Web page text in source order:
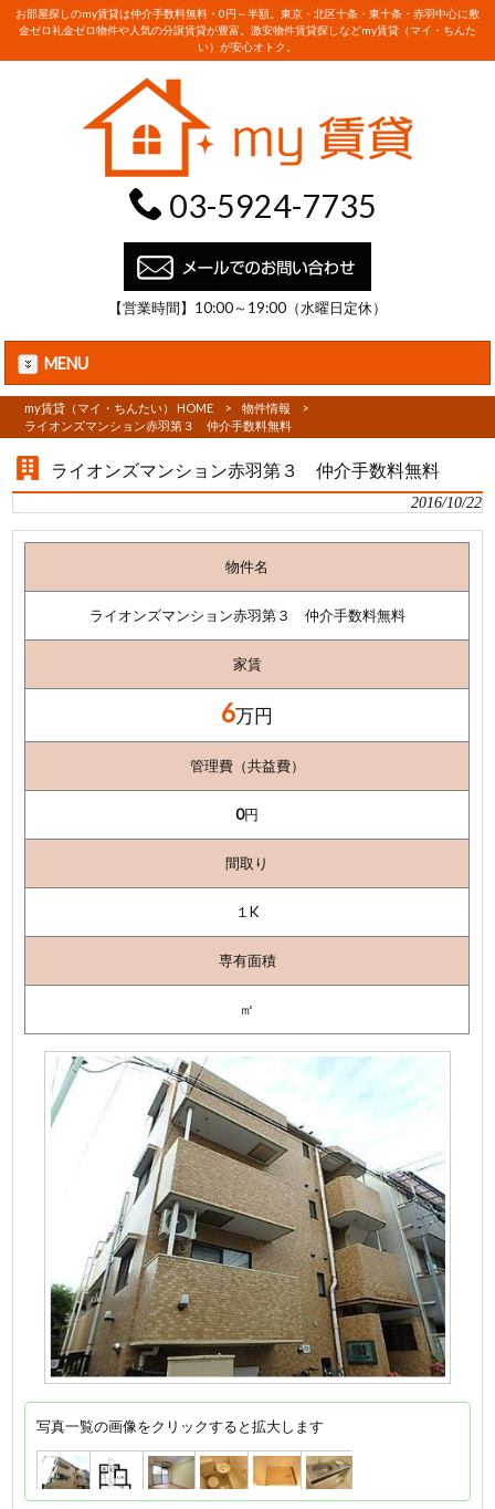
お部屋探しのmy賃貸は仲介手数料無料・0円～半額。東京・北区十条・東十条・赤羽中心に敷
金ゼロ礼金ゼロ物件や人気の分譲賃貸が豊富。激安物件賃貸探しなどmy賃貸（マイ・ちんた
い）が安心オトク。
03-5924-7735
【営業時間】10:00～19:00（水曜日定休）
MENU
my賃貸（マイ・ちんたい） HOME > 物件情報
>
ライオンズマンション赤羽第３ 仲介手数料無料
ライオンズマンション赤羽第３ 仲介手数料無料
2016/10/22
物件名
ライオンズマンション赤羽第３ 仲介手数料無料
家賃
6万円
管理費（共益費）
0円
間取り
１K
専有面積
㎡
写真一覧の画像をクリックすると拡大します